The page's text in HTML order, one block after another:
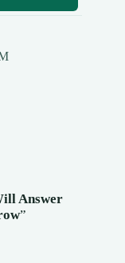
Answer
”